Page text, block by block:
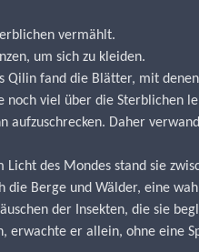
vermählt.
um sich zu kleiden.
fand die Blätter, mit
noch viel über die Sterblichen
Daher
des Mondes stand sie
Berge und Wälder, eine
der Insekten, die sie
er allein, ohne eine